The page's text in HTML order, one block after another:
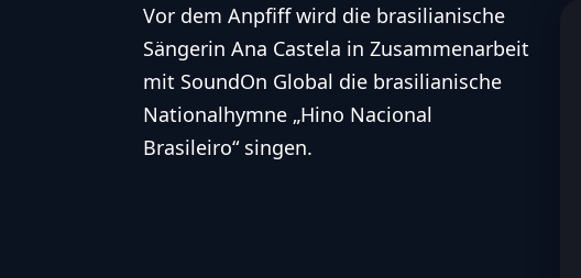
Vor dem Anpfiff wird die brasilianische
Sängerin Ana Castela in Zusammenarbeit
mit SoundOn Global die brasilianische
Nationalhymne „Hino Nacional
Brasileiro“ singen.